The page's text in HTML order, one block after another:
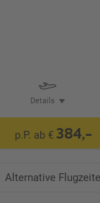
Details
p.P. ab €384,-
Alternative